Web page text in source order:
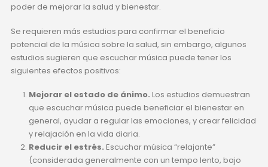
poder de mejorar la salud y bienestar.
Se requieren más estudios para confirmar el beneficio
potencial de la música sobre la salud, sin embargo, algunos
estudios sugieren que escuchar música puede tener los
siguientes efectos positivos:
Mejorar el estado de ánimo. Los estudios demuestran
que escuchar música puede beneficiar el bienestar en
general, ayudar a regular las emociones, y crear felicidad
y relajación en la vida diaria.
Reducir el estrés. Escuchar música “relajante”
(considerada generalmente con un tempo lento, bajo